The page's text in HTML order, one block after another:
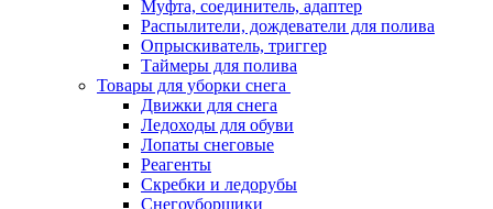
Муфта, соединитель, адаптер
Распылители, дождеватели для полива
Опрыскиватель, триггер
Таймеры для полива
Товары для уборки снега
Движки для снега
Ледоходы для обуви
Лопаты снеговые
Реагенты
Скребки и ледорубы
Снегоуборщики